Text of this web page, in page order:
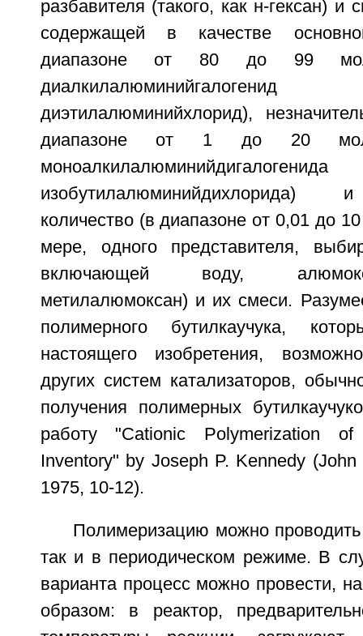
разбавителя (такого, как н-гексан) и
содержащей в качестве
диапазоне от 80 до 99
диэтилалюминийхлорид),
диапазоне от 1 до 20
изобутилалюминийдихлорида)
количество (в диапазоне от 0,01 до
мере, одного представителя,
включающей воду,
метилалюмоксан) и их смеси.
полимерного бутилкаучука,
настоящего изобретения,
других систем катализаторов,
получения полимерных
работу "Cationic Polymerization
Inventory" by Joseph P. Kennedy
1975, 10-12).
Полимеризацию можно
так и в периодическом режиме. В
варианта процесс можно провести,
образом: в реактор,